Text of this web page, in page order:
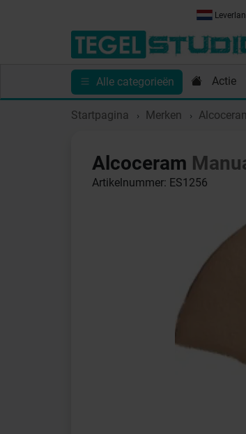
Alle categorieën Actie
Toebehoren Sanitair Tips en
Startpagina Merken
Alcoceram
Artikelnummer: ES1256